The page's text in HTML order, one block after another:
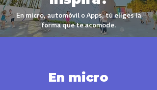
En micro, automóvil o Apps, tú eliges la
forma que te acomode.
En micro